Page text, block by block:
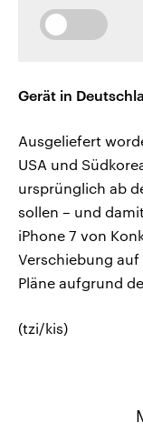
Gerät in
Ausgeliefert
USA und
ursprünglich ab
sollen – und
iPhone 7 von
Verschiebung auf
Pläne aufgrund
(tzi/kis)